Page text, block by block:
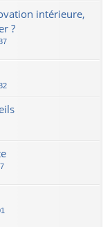
intérieure,
?